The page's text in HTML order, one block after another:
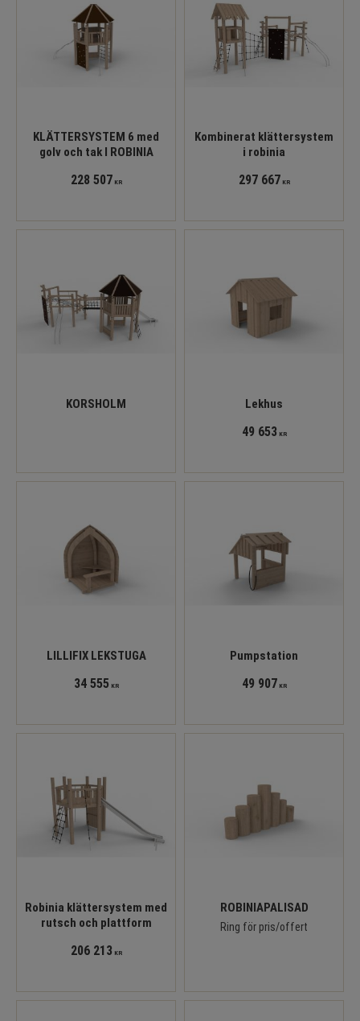
KLÄTTERSYSTEM 6 med
golv och tak I ROBINIA
228 507 KR
Kombinerat klättersystem
i robinia
297 667 KR
KORSHOLM Lekhus
49 653 KR
LILLIFIX LEKSTUGA
34 555 KR
Pumpstation
49 907 KR
Robinia klättersystem med
rutsch och plattform
206 213 KR
ROBINIAPALISAD
Ring för pris/offert